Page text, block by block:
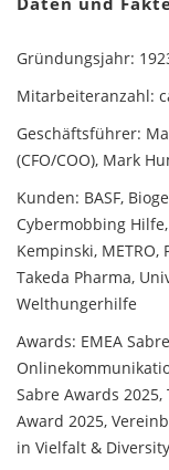
Gründungsjahr:
Mitarbeiteranzahl:
Geschäftsführer:
(CFO/COO), Mark
Kunden: BASF,
Cybermobbing
Kempinski, METRO,
Takeda Pharma,
Welthungerhilfe
Awards: EMEA
Sabre Awards 2025,
Award 2025,
in Vielfalt &